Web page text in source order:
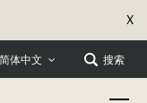
X
体中文 搜索